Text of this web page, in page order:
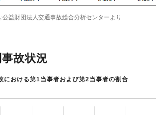
針・基準、ガイドライン等
況
た取り組み
定人」認定試験
告書
益財団法人交通事故総合分析センターより
故状況
における第1当事者および第2当事者の割合